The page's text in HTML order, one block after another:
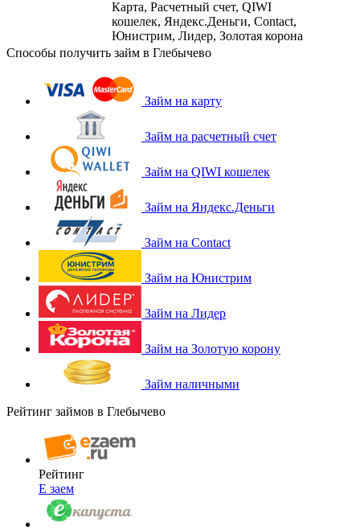
Карта, Расчетный счет, QIWI
кошелек, Яндекс.Деньги, Contact,
Юнистрим, Лидер, Золотая корона
Способы получить займ в Глебычево
Займ на карту
Займ на расчетный счет
Займ на QIWI кошелек
Займ на Яндекс.Деньги
Займ на Contact
Займ на Юнистрим
Займ на Лидер
Займ на Золотую корону
Займ наличными
Рейтинг займов в Глебычево
Рейтинг
Е заем